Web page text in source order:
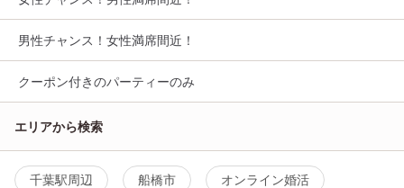
男性チャンス！女性満席間近！
クーポン付きのパーティーのみ
エリアから検索
千葉駅周辺 船橋市 オンライン婚活